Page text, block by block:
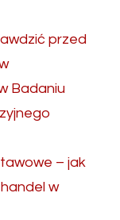
przed
Badaniu
– jak
w